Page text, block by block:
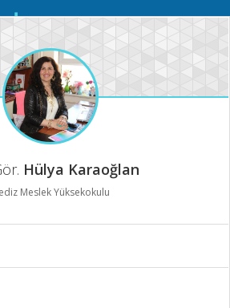
Mobil
Hülya Karaoğlan
Meslek Yüksekokulu